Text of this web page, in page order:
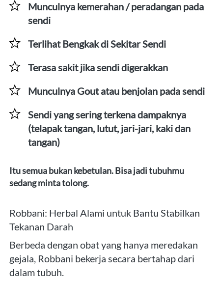
Munculnya kemerahan / peradangan pada
sendi
Terlihat Bengkak di Sekitar Sendi
Terasa sakit jika sendi digerakkan
Munculnya Gout atau benjolan pada sendi
Sendi yang sering terkena dampaknya
(telapak tangan, lutut, jari-jari, kaki dan
tangan)
Itu semua bukan kebetulan. Bisa jadi tubuhmu
sedang minta tolong.
Robbani: Herbal Alami untuk Bantu Stabilkan
Tekanan Darah
Berbeda dengan obat yang hanya meredakan
gejala, Robbani bekerja secara bertahap dari
dalam tubuh.